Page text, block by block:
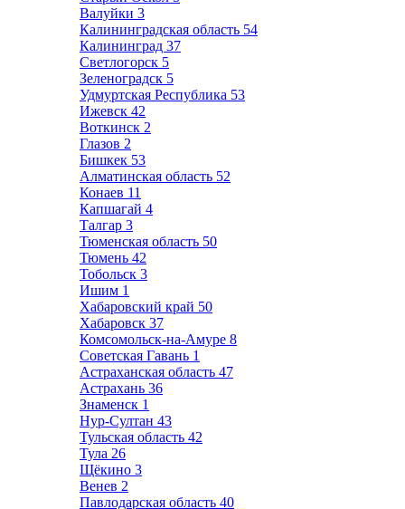
Валуйки 3
Калининградская область 54
Калининград 37
Светлогорск 5
Зеленоградск 5
Удмуртская Республика 53
Ижевск 42
Воткинск 2
Глазов 2
Бишкек 53
Алматинская область 52
Конаев 11
Капшагай 4
Талгар 3
Тюменская область 50
Тюмень 42
Тобольск 3
Ишим 1
Хабаровский край 50
Хабаровск 37
Комсомольск-на-Амуре 8
Советская Гавань 1
Астраханская область 47
Астрахань 36
Знаменск 1
Нур-Султан 43
Тульская область 42
Тула 26
Щёкино 3
Венев 2
Павлодарская область 40